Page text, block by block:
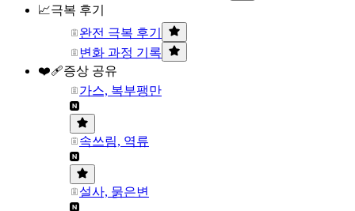
📈극복 후기
완전 극복 후기
변화 과정 기록
❤️‍🩹증상 공유
가스, 복부팽만
속쓰림, 역류
설사, 묽은변